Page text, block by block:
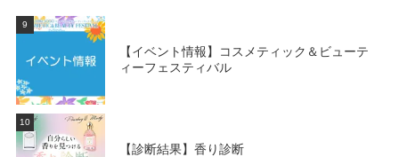
9
【イベント情報】コスメティック＆ビューテ
ィーフェスティバル
10
【診断結果】香り診断